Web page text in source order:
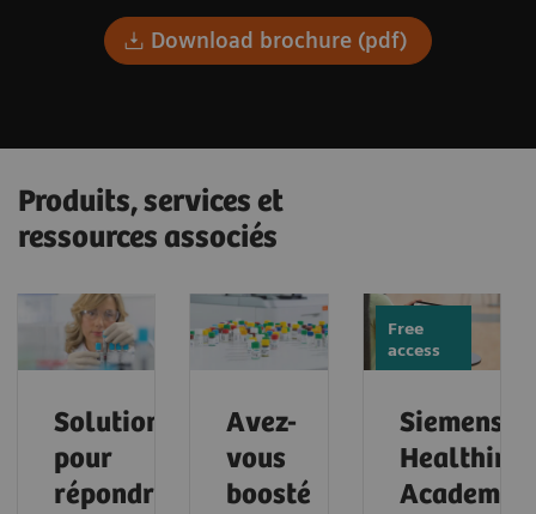
Download brochure (pdf)
Produits, services et
ressources associés
Solutions
pour
répondre
Avez-
vous
boosté
Free
access
Siemens
Academy